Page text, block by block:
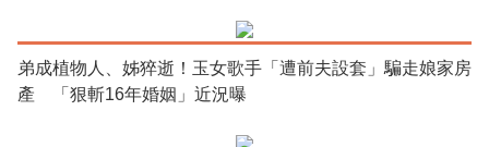
弟成植物人、姊猝逝！玉女歌手「遭前夫設套」騙走娘家房
產 「狠斬16年婚姻」近況曝